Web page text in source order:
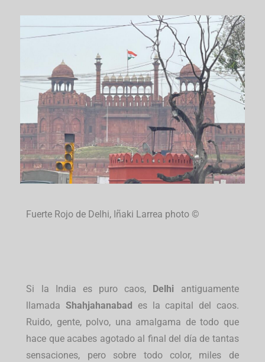
Fuerte Rojo de Delhi, Iñaki Larrea photo ©
Si la India es puro caos, Delhi antiguamente
llamadaShahjahanabad
es la capital del caos.
Ruido, gente, polvo, una amalgama de todo que
hace que acabes agotado al final del día de tantas
sensaciones, pero sobre todo color, miles de